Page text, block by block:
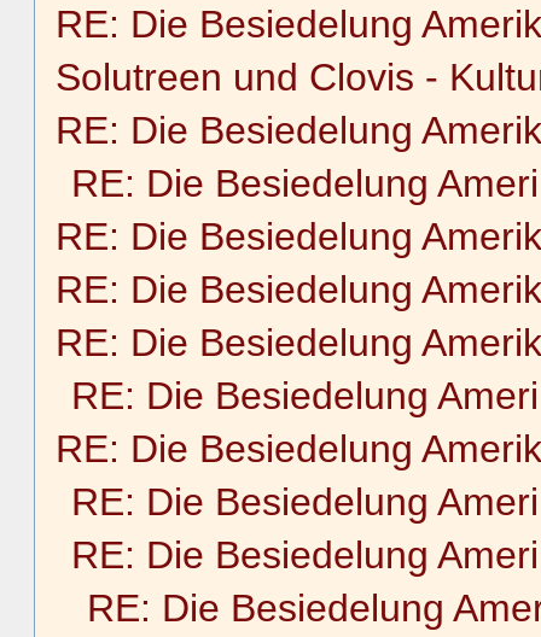
RE: Die Besiedelung
Solutreen und Clovis -
RE: Die Besiedelung
RE: Die Besiedelung
RE: Die Besiedelung
RE: Die Besiedelung
RE: Die Besiedelung
RE: Die Besiedelung
RE: Die Besiedelung
RE: Die Besiedelung
RE: Die Besiedelung
RE: Die Besiedelung